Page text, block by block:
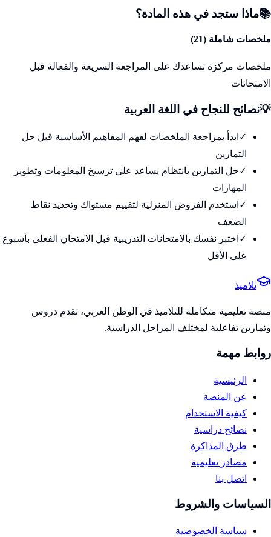
📚ماذا ستجد في هذه المادة؟
ملخصات شاملة (21
)
ملخصات مركزة تساعدك على المراجعة السريعة والفعالة قبل
الامتحانات
💡نصائح للنجاح في اللغة العربية
✓ ابدأ بمراجعة الملخصات لفهم المفاهيم الأساسية قبل حل
التمارين
✓حل التمارين بانتظام يساعد على ترسيخ المعلومات وتطوير
المهارات
✓ استخدم الفروض المنزلية لتقييم مستواك وتحديد نقاط
الضعف
✓ اختبر نفسك بالامتحانات التدريبية قبل الامتحان الفعلي بأسبوع
على الأقل
تلاميذ
منصة تعليمية متكاملة للتلاميذ في الوطن العربي، تقدم دروس
وتمارين تفاعلية لمختلف المراحل الدراسية.
روابط مهمة
الرئيسية
عن المنصة
كيفية الاستخدام
نصائح دراسية
طرق المذاكرة
مصادر تعليمية
اتصل بنا
السياسات والشروط
سياسة الخصوصية